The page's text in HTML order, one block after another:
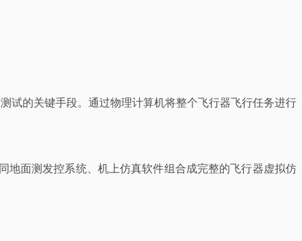
试的关键手段。通过物理计算机将整个飞行器飞行任务进行
地面测发控系统、机上仿真软件组合成完整的飞行器虚拟仿